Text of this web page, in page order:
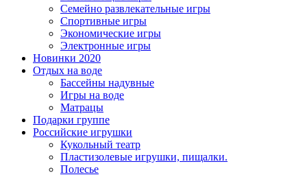
Семейно развлекательные игры
Спортивные игры
Экономические игры
Электронные игры
Новинки 2020
Отдых на воде
Бассейны надувные
Игры на воде
Матрацы
Подарки группе
Российские игрушки
Кукольный театр
Пластизолевые игрушки, пищалки.
Полесье